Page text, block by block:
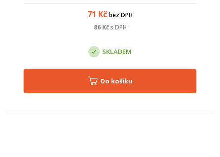
71 Kč bez DPH
86Kč s DPH
SKLADEM
Do košíku